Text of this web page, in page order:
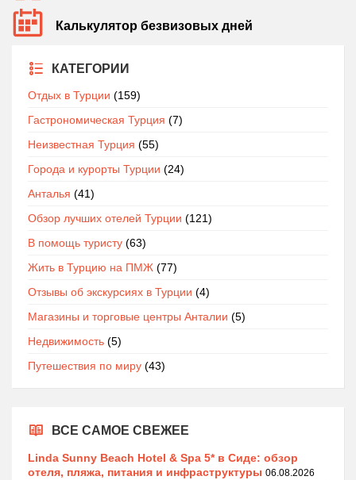
Калькулятор безвизовых дней
КАТЕГОРИИ
Отдых в Турции (159)
Гастрономическая Турция (7)
Неизвестная Турция (55)
Города и курорты Турции (24)
Анталья (41)
Обзор лучших отелей Турции (121)
В помощь туристу (63)
Жить в Турцию на ПМЖ (77)
Отзывы об экскурсиях в Турции (4)
Магазины и торговые центры Анталии (5)
Недвижимость (5)
Путешествия по миру (43)
ВСЕ САМОЕ СВЕЖЕЕ
Linda Sunny Beach Hotel & Spa 5* в Сиде: обзор
отеля, пляжа, питания и инфраструктуры 06.08.2026